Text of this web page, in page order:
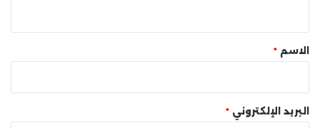
* الاسم *
البريد الإلكتروني *